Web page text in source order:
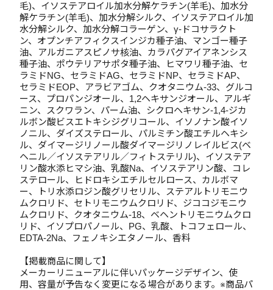
毛)、イソステアロイル加水分解ケラチン(羊毛)、加水分
解ケラチン(羊毛)、加水分解シルク、イソステアロイル加
水分解シルク、加水分解コラーゲン、γ-ドコサラクト
ン、オプンチアフィクスインジカ種子油、マンゴー種子
油、アルガニアスピノサ核油、カラパグアイアネンシス
種子油、ポウテリアサポタ種子油、ヒマワリ種子油、セ
ラミドNG、セラミドAG、セラミドNP、セラミドAP、
セラミドEOP、アラビアゴム、クオタニウム-33、グルコ
ース、プロパンジオール、1,2ヘキサンジオール、アルギ
ニン、スクワラン、パーム油、シクロヘキサン-1,4-ジカ
ルボン酸ビスエトキシジグリコール、イソノナン酸イソ
ノニル、ダイズステロール、パルミチン酸エチルヘキシ
ル、ダイマージリノール酸ダイマージリノレイルビス(ベ
ヘニル／イソステアリル／フィトステリル)、イソステア
リン酸水添ヒマシ油、乳酸Na、イソステアリン酸、コレ
ステロール、ヒドロキシエチルセルロース、カルボマ
ー、トリ水添ロジン酸グリセリル、ステアルトリモニウ
ムクロリド、セトリモニウムクロリド、ジココジモニウ
ムクロリド、クオタニウム-18、ベヘントリモニウムクロ
リド、イソプロパノール、PG、乳酸、トコフェロール、
EDTA-2Na、フェノキシエタノール、香料
【掲載商品に関して】
メーカーリニューアルに伴いパッケージデザイン、使
用、容量が予告なく変更になる場合があります。※商品パ